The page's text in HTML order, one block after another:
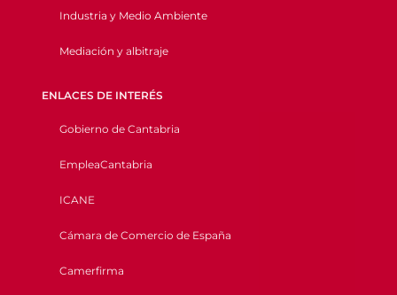
Industria y Medio Ambiente
Mediación y albitraje
ENLACES DE INTERÉS
Gobierno de Cantabria
EmpleaCantabria
ICANE
Cámara de Comercio de España
Camerfirma